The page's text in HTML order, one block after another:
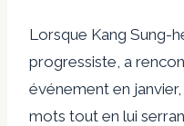
Lorsque Kang Sung-
progressiste, a
événement en
mots tout en lui